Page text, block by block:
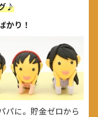
♪
かり！
パに。貯金ゼロから